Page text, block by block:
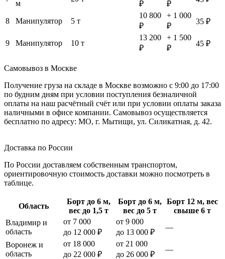
м ₽ ₽
8 Манипулятор 5 т
10 800
₽
+ 1 000
₽
35 ₽
9 Манипулятор 10 т
13 200
₽
+ 1 500
₽
45 ₽
Самовывоз в Москве
Получение груза на складе в Москве возможно с 9:00 до 17:00
по будним дням при условии поступления безналичной
оплаты на наш расчётный счёт или при условии оплаты заказа
наличными в офисе компании. Самовывоз осуществляется
бесплатно по адресу: МО, г. Мытищи, ул. Силикатная, д. 42.
Доставка по России
По России доставляем собственным транспортом,
ориентировочную стоимость доставки можно посмотреть в
таблице.
Область
Борт до 6 м,
вес до 1,5 т
Борт до 6 м,
вес до 5 т
Борт 12 м, вес
свыше 6 т
Владимир и
область
от 7 000
до 12 000 ₽
от 9 000
до 13 000 ₽
—
Воронеж и
область
от 18 000
до 22 000 ₽
от 21 000
до 26 000 ₽
—